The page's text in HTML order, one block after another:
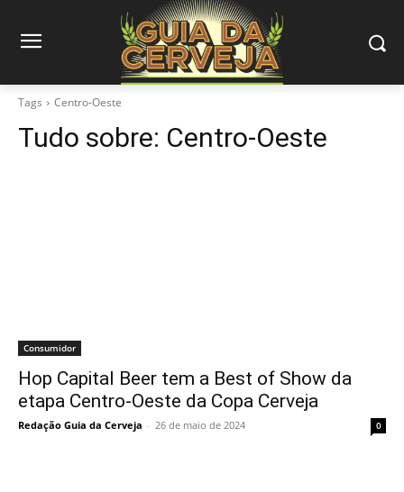
Tags Centro-Oeste
Tudo sobre: Centro-Oeste
Consumidor
Hop Capital Beer tem a Best of Show da
etapa Centro-Oeste da Copa Cerveja
Redação Guia da Cerveja - 26 de maio de 2024 0